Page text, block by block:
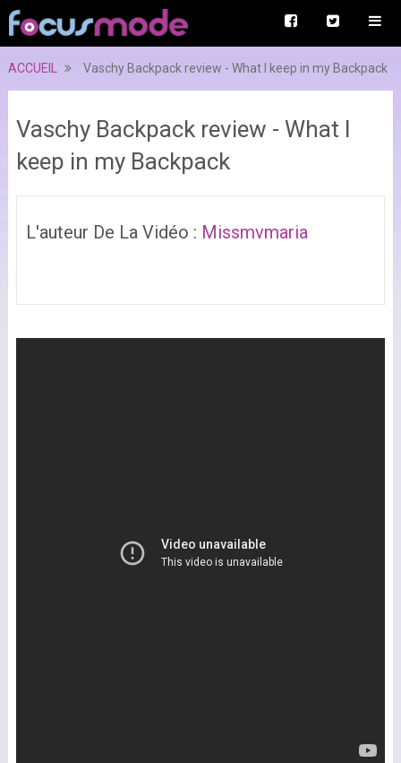
ACCUEIL Vaschy Backpack review - What I keep in my Backpack
Vaschy Backpack review - What I
keep in my Backpack
L'auteur De La Vidéo : Missmvmaria